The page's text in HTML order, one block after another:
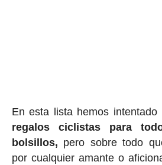
En esta lista hemos
regalos ciclistas para
bolsillos, pero sobre todo
por cualquier amante o